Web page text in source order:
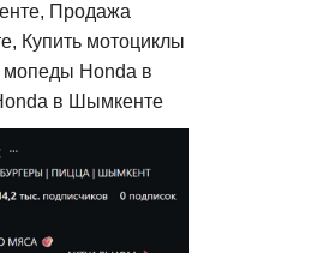
Продажа
Купить мотоциклы
мопеды Honda в
в Шымкенте